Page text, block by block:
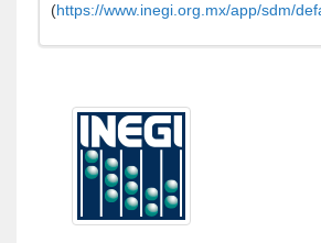
(https://www.inegi.org.mx/app/sdm/